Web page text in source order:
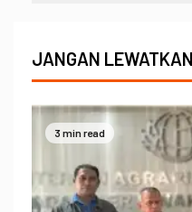
JANGAN
3 min read